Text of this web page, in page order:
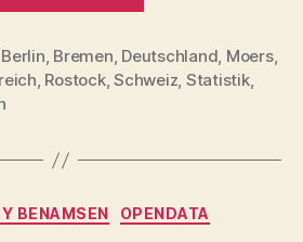
Berlin, Bremen, Deutschland, Moers,
, Rostock,Schweiz, Statistik,
Kategorien
BENAMSEN OPENDATA